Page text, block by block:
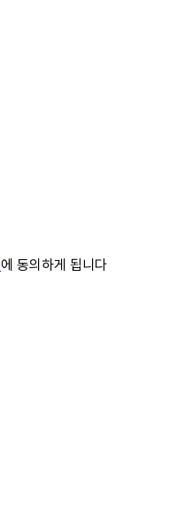
에 동의하게 됩니다